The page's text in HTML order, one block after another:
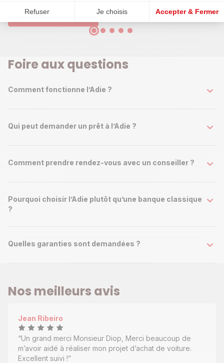
Refuser Je choisis Accepter & Fermer
Je trouve une session
Foire aux questions
Comment fonctionne l’Adie ?
Qui peut demander un prêt à l’Adie ?
Comment prendre rendez-vous avec un conseiller ?
Pourquoi choisir l’Adie plutôt qu’une banque classique
?
Quelles garanties sont demandées ?
Nos meilleurs avis
Jean Ribeiro
Un grand merci Monsieur Diop, Merci beaucoup de
m’avoir aidé à réaliser mon projet d’achat de voiture.
Excellent suivi !